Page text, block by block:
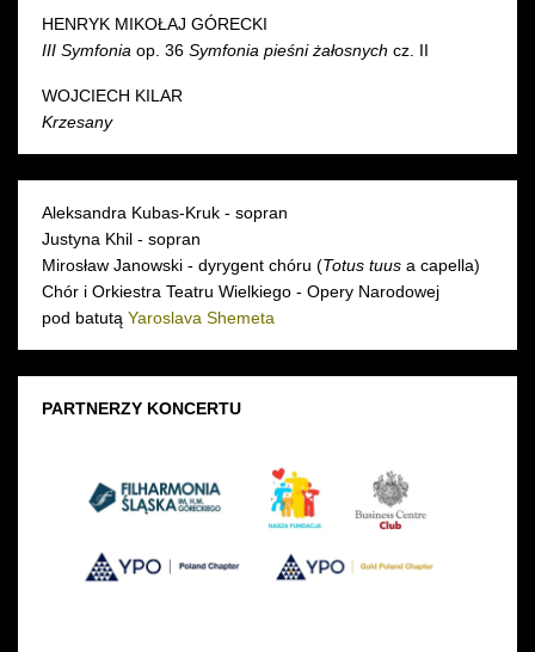
HENRYK MIKOŁAJ GÓRECKI
III Symfonia op. 36 Symfonia pieśni żałosnych cz. II
WOJCIECH KILAR
Krzesany
Aleksandra Kubas-Kruk - sopran
Justyna Khil - sopran
Mirosław Janowski - dyrygent chóru (Totus tuus a capella)
Chór i Orkiestra Teatru Wielkiego - Opery Narodowej
pod batutą Yaroslava Shemeta
PARTNERZY KONCERTU